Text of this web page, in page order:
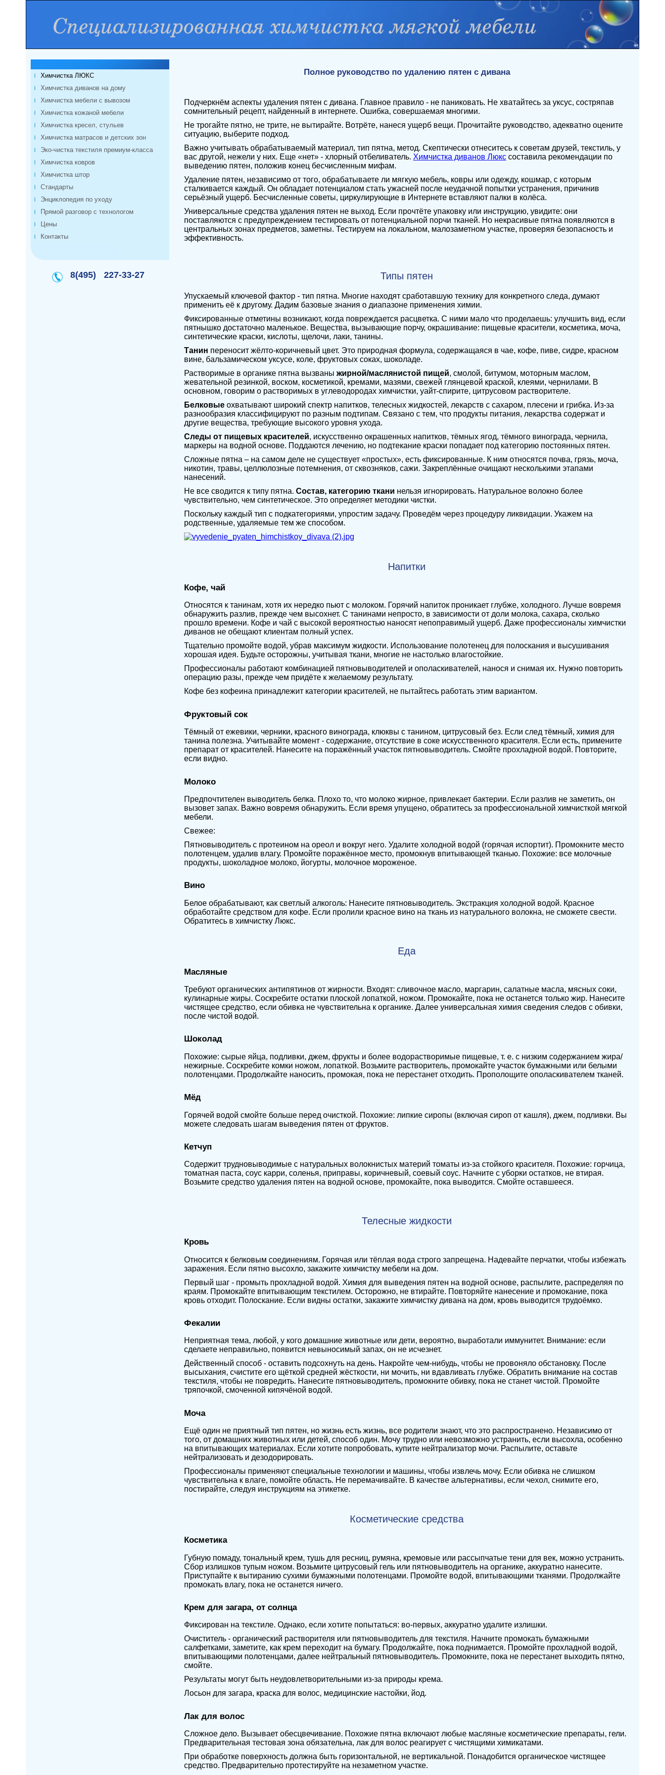
Химчистка ЛЮКС
Химчистка диванов на дому
Химчистка мебели с вывозом
Химчистка кожаной мебели
Химчистка кресел, стульев
Химчистка матрасов и детских зон
Эко-чистка текстиля премиум-класса
Химчистка ковров
Химчистка штор
Стандарты
Энциклопедия по уходу
Прямой разговор с технологом
Цены
Контакты
8(495) 227-33-27
Полное руководство по удалению пятен с дивана
Подчеркнём аспекты удаления пятен с дивана. Главное правило - не паниковать. Не хватайтесь за уксус, состряпав
сомнительный рецепт, найденный в интернете. Ошибка, совершаемая многими.
Не трогайте пятно, не трите, не вытирайте. Вотрёте, нанеся ущерб вещи. Прочитайте руководство, адекватно оцените
ситуацию, выберите подход.
Важно учитывать обрабатываемый материал, тип пятна, метод. Скептически отнеситесь к советам друзей, текстиль, у
вас другой, нежели у них. Еще «нет» - хлорный отбеливатель. Химчистка диванов Люкс составила рекомендации по
выведению пятен, положив конец бесчисленным мифам.
Удаление пятен, независимо от того, обрабатываете ли мягкую мебель, ковры или одежду, кошмар, с которым
сталкивается каждый. Он обладает потенциалом стать ужасней после неудачной попытки устранения, причинив
серьёзный ущерб. Бесчисленные советы, циркулирующие в Интернете вставляют палки в колёса.
Универсальные средства удаления пятен не выход. Если прочтёте упаковку или инструкцию, увидите: они
поставляются с предупреждением тестировать от потенциальной порчи тканей. Но некрасивые пятна появляются в
центральных зонах предметов, заметны. Тестируем на локальном, малозаметном участке, проверяя безопасность и
эффективность.
Типы пятен
Упускаемый ключевой фактор - тип пятна. Многие находят сработавшую технику для конкретного следа, думают
применить её к другому. Дадим базовые знания о диапазоне применения химии.
Фиксированные отметины возникают, когда повреждается расцветка. С ними мало что проделаешь: улучшить вид, если
пятнышко достаточно маленькое. Вещества, вызывающие порчу, окрашивание: пищевые красители, косметика, моча,
синтетические краски, кислоты, щелочи, лаки, танины.
Танин переносит жёлто-коричневый цвет. Это природная формула, содержащаяся в чае, кофе, пиве, сидре, красном
вине, бальзамическом уксусе, коле, фруктовых соках, шоколаде.
Растворимые в органике пятна вызваны жирной/маслянистой пищей, смолой, битумом, моторным маслом,
жевательной резинкой, воском, косметикой, кремами, мазями, свежей глянцевой краской, клеями, чернилами. В
основном, говорим о растворимых в углеводородах химчистки, уайт-спирите, цитрусовом растворителе.
Белковые охватывают широкий спектр напитков, телесных жидкостей, лекарств с сахаром, плесени и грибка. Из-за
разнообразия классифицируют по разным подтипам. Связано с тем, что продукты питания, лекарства содержат и
другие вещества, требующие высокого уровня ухода.
Следы от пищевых красителей, искусственно окрашенных напитков, тёмных ягод, тёмного винограда, чернила,
маркеры на водной основе. Поддаются лечению, но подтекание краски попадает под категорию постоянных пятен.
Сложные пятна – на самом деле не существует «простых», есть фиксированные. К ним относятся почва, грязь, моча,
никотин, травы, целлюлозные потемнения, от сквозняков, сажи. Закреплённые очищают несколькими этапами
нанесений.
Не все сводится к типу пятна. Состав, категорию ткани нельзя игнорировать. Натуральное волокно более
чувствительно, чем синтетическое. Это определяет методики чистки.
Поскольку каждый тип с подкатегориями, упростим задачу. Проведём через процедуру ликвидации. Укажем на
родственные, удаляемые тем же способом.
Напитки
Кофе, чай
Относятся к танинам, хотя их нередко пьют с молоком. Горячий напиток проникает глубже, холодного. Лучше вовремя
обнаружить разлив, прежде чем высохнет. С танинами непросто, в зависимости от доли молока, сахара, сколько
прошло времени. Кофе и чай с высокой вероятностью наносят непоправимый ущерб. Даже профессионалы химчистки
диванов не обещают клиентам полный успех.
Тщательно промойте водой, убрав максимум жидкости. Использование полотенец для полоскания и высушивания
хорошая идея. Будьте осторожны, учитывая ткани, многие не настолько влагостойкие.
Профессионалы работают комбинацией пятновыводителей и ополаскивателей, нанося и снимая их. Нужно повторить
операцию разы, прежде чем придёте к желаемому результату.
Кофе без кофеина принадлежит категории красителей, не пытайтесь работать этим вариантом.
Фруктовый сок
Тёмный от ежевики, черники, красного винограда, клюквы с танином, цитрусовый без. Если след тёмный, химия для
танина полезна. Учитывайте момент - содержание, отсутствие в соке искусственного красителя. Если есть, примените
препарат от красителей. Нанесите на поражённый участок пятновыводитель. Смойте прохладной водой. Повторите,
если видно.
Молоко
Предпочтителен выводитель белка. Плохо то, что молоко жирное, привлекает бактерии. Если разлив не заметить, он
вызовет запах. Важно вовремя обнаружить. Если время упущено, обратитесь за профессиональной химчисткой мягкой
мебели.
Свежее:
Пятновыводитель с протеином на ореол и вокруг него. Удалите холодной водой (горячая испортит). Промокните место
полотенцем, удалив влагу. Промойте поражённое место, промокнув впитывающей тканью. Похожие: все молочные
продукты, шоколадное молоко, йогурты, молочное мороженое.
Вино
Белое обрабатывают, как светлый алкоголь: Нанесите пятновыводитель. Экстракция холодной водой. Красное
обработайте средством для кофе. Если пролили красное вино на ткань из натурального волокна, не сможете свести.
Обратитесь в химчистку Люкс.
Еда
Масляные
Требуют органических антипятинов от жирности. Входят: сливочное масло, маргарин, салатные масла, мясных соки,
кулинарные жиры. Соскребите остатки плоской лопаткой, ножом. Промокайте, пока не останется только жир. Нанесите
чистящее средство, если обивка не чувствительна к органике. Далее универсальная химия сведения следов с обивки,
после чистой водой.
Шоколад
Похожие: сырые яйца, подливки, джем, фрукты и более водорастворимые пищевые, т. е. с низким содержанием жира/
нежирные. Соскребите комки ножом, лопаткой. Возьмите растворитель, промокайте участок бумажными или белыми
полотенцами. Продолжайте наносить, промокая, пока не перестанет отходить. Прополощите ополаскивателем тканей.
Мёд
Горячей водой смойте больше перед очисткой. Похожие: липкие сиропы (включая сироп от кашля), джем, подливки. Вы
можете следовать шагам выведения пятен от фруктов.
Кетчуп
Содержит трудновыводимые с натуральных волокнистых материй томаты из-за стойкого красителя. Похожие: горчица,
томатная паста, соус карри, соленья, приправы, коричневый, соевый соус. Начните с уборки остатков, не втирая.
Возьмите средство удаления пятен на водной основе, промокайте, пока выводится. Смойте оставшееся.
Телесные жидкости
Кровь
Относится к белковым соединениям. Горячая или тёплая вода строго запрещена. Надевайте перчатки, чтобы избежать
заражения. Если пятно высохло, закажите химчистку мебели на дом.
Первый шаг - промыть прохладной водой. Химия для выведения пятен на водной основе, распылите, распределяя по
краям. Промокайте впитывающим текстилем. Осторожно, не втирайте. Повторяйте нанесение и промокание, пока
кровь отходит. Полоскание. Если видны остатки, закажите химчистку дивана на дом, кровь выводится трудоёмко.
Фекалии
Неприятная тема, любой, у кого домашние животные или дети, вероятно, выработали иммунитет. Внимание: если
сделаете неправильно, появится невыносимый запах, он не исчезнет.
Действенный способ - оставить подсохнуть на день. Накройте чем-нибудь, чтобы не провоняло обстановку. После
высыхания, счистите его щёткой средней жёсткости, ни мочить, ни вдавливать глубже. Обратить внимание на состав
текстиля, чтобы не повредить. Нанесите пятновыводитель, промокните обивку, пока не станет чистой. Промойте
тряпочкой, смоченной кипячёной водой.
Моча
Ещё один не приятный тип пятен, но жизнь есть жизнь, все родители знают, что это распространено. Независимо от
того, от домашних животных или детей, способ один. Мочу трудно или невозможно устранить, если высохла, особенно
на впитывающих материалах. Если хотите попробовать, купите нейтрализатор мочи. Распылите, оставьте
нейтрализовать и дезодорировать.
Профессионалы применяют специальные технологии и машины, чтобы извлечь мочу. Если обивка не слишком
чувствительна к влаге, помойте область. Не перемачивайте. В качестве альтернативы, если чехол, снимите его,
постирайте, следуя инструкциям на этикетке.
Косметические средства
Косметика
Губную помаду, тональный крем, тушь для ресниц, румяна, кремовые или рассыпчатые тени для век, можно устранить.
Сбор излишков тупым ножом. Возьмите цитрусовый гель или пятновыводитель на органике, аккуратно нанесите.
Приступайте к вытиранию сухими бумажными полотенцами. Промойте водой, впитывающими тканями. Продолжайте
промокать влагу, пока не останется ничего.
Крем для загара, от солнца
Фиксирован на текстиле. Однако, если хотите попытаться: во-первых, аккуратно удалите излишки.
Очиститель - органический растворителя или пятновыводитель для текстиля. Начните промокать бумажными
салфетками, заметите, как крем переходит на бумагу. Продолжайте, пока поднимается. Промойте прохладной водой,
впитывающими полотенцами, далее нейтральный пятновыводитель. Промокните, пока не перестанет выходить пятно,
смойте.
Результаты могут быть неудовлетворительными из-за природы крема.
Лосьон для загара, краска для волос, медицинские настойки, йод.
Лак для волос
Сложное дело. Вызывает обесцвечивание. Похожие пятна включают любые масляные косметические препараты, гели.
Предварительная тестовая зона обязательна, лак для волос реагирует с чистящими химикатами.
При обработке поверхность должна быть горизонтальной, не вертикальной. Понадобится органическое чистящее
средство. Предварительно протестируйте на незаметном участке.